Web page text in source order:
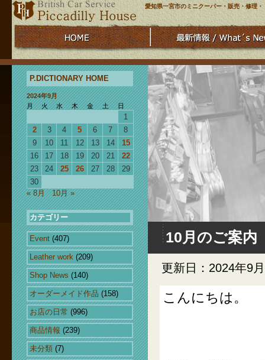
愛知県一宮市のミニクーパー・販売・修理
P.DICTIONARY HOME
2024年9月
月
火 水 木 金 土 日
1
2
3 4 5 6 7
8
9
10 11 12 13 14
15
16
17 18 19 20 21
22
23
24 25 26 27 28
29
30
« 8月
10月 »
カテゴリー
Event (407)
Leather work (209)
Shop News (140)
オーダーメイド作品 (158)
お店の日常 (996)
商品情報 (239)
未分類 (7)
10月のご案内
更新日：2024年9
こんにちは。